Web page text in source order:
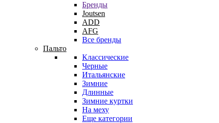
Бренды
Joutsen
ADD
AFG
Все бренды
Пальто
Классические
Черные
Итальянские
Зимние
Длинные
Зимние куртки
На меху
Еще категории